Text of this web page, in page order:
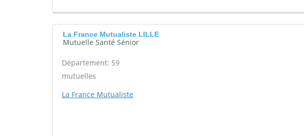
La France Mutualiste LILLE
Mutuelle Santé Sénior
Département: 59
mutuelles
La France Mutualiste